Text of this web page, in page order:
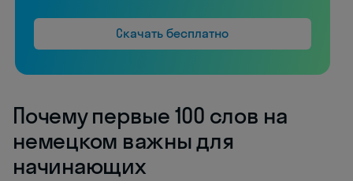
Скачать бесплатно
Почему первые 100 слов на
немецком важны для
начинающих